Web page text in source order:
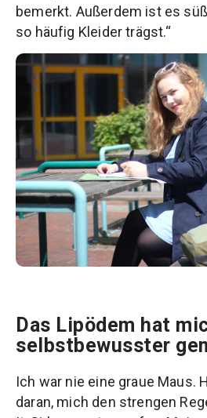
bemerkt. Außerdem ist es
so häufig Kleider trägst.“
Das Lipödem hat
selbstbewusster
Ich war nie eine graue Maus.
daran, mich den strengen